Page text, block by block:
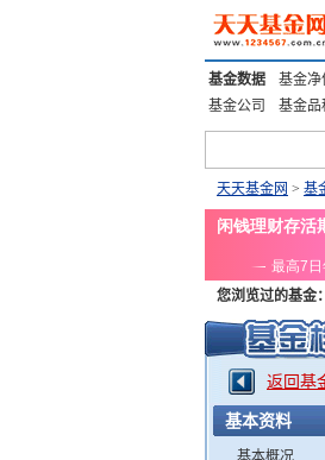
基金数据 基金净
基金公司
基金品
天天基金网 > 基
您浏览过的基金：
添富优势 华安宏
返回基
基本资料
基本概况